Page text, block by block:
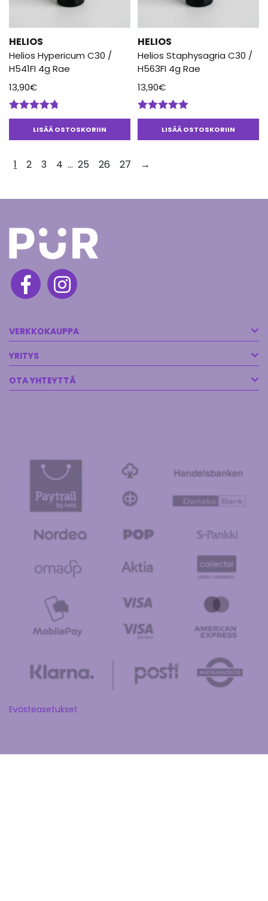
HELIOS
Helios Hypericum C30 /
H541FI 4g Rae
13,90€
Arvostelu
tuotteesta:LISÄÄ OSTOSKORIIN
HELIOS
Helios Staphysagria C30 /
H563FI 4g Rae
13,90€
Arvostelu
tuotteesta:LISÄÄ OSTOSKORIIN
1 2 3 4 … 25 26 27 →
VERKKOKAUPPA
YRITYS
OTA YHTEYTTÄ
Evästeasetukset